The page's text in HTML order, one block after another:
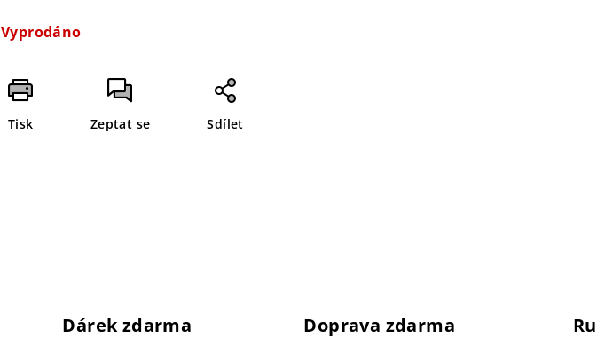
cena:
Vyprodáno
Tisk Zeptat se Sdílet
Dárek zdarma Doprava zdarma